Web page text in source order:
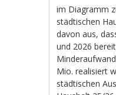
im Diagramm
städtischen
davon aus,
und 2026
Mio. realisiert
städtischen